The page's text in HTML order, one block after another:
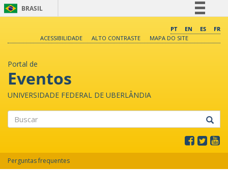
BRASIL
Comunica BR
PT EN ES
FR
ACESSIBILIDADE
ALTO CONTRASTE MAPA DO SITE
Portal de
Eventos
UNIVERSIDADE FEDERAL DE UBERLÂNDIA
Perguntas frequentes